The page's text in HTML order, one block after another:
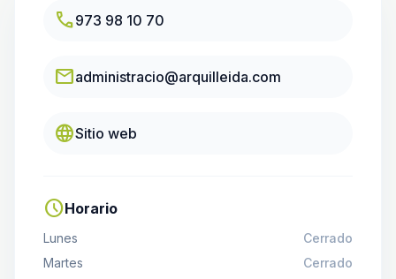
call973 98 10 70
emailadministracio@arquilleida.com
languageSitio web
scheduleHorario
Lunes
Cerrado
Martes
Cerrado